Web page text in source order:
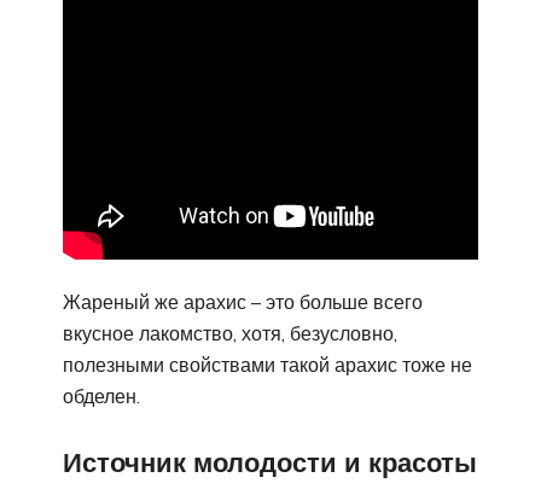
Жареный же арахис – это больше всего
вкусное лакомство, хотя, безусловно,
полезными свойствами такой арахис тоже не
обделен.
Источник молодости и красоты